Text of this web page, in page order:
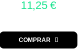
11,25€
COMPRAR